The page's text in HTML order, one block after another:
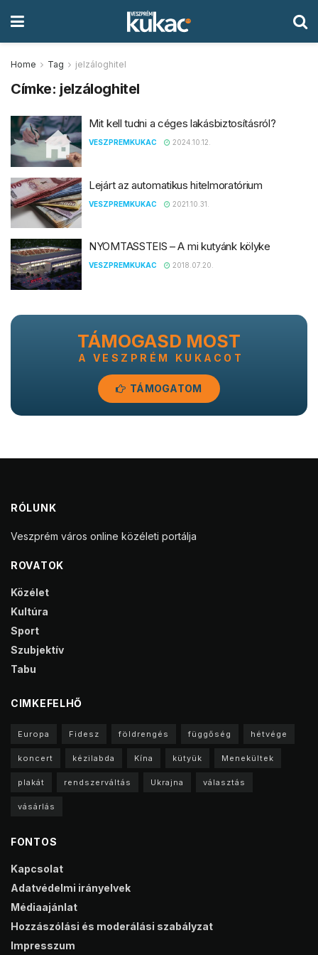
Home Tag jelzáloghitel
Címke: jelzáloghitel
Mit kell tudni a céges lakásbiztosításról?
VESZPREMKUKAC 2024.10.12.
Lejárt az automatikus hitelmoratórium
VESZPREMKUKAC 2021.10.31.
NYOMTASSTEIS – A mi kutyánk kölyke
VESZPREMKUKAC 2018.07.20.
TÁMOGASD MOST
A VESZPRÉM KUKACOT
TÁMOGATOM
RÓLUNK
Veszprém város online közéleti portálja
ROVATOK
Közélet
Kultúra
Sport
Szubjektív
Tabu
CIMKEFELHŐ
Europa Fidesz földrengés függőség hétvége
koncert kézilabda Kína kütyük Menekültek
plakát rendszerváltás Ukrajna választás
vásárlás
FONTOS
Kapcsolat
Adatvédelmi irányelvek
Médiaajánlat
Hozzászólási és moderálási szabályzat
Impresszum